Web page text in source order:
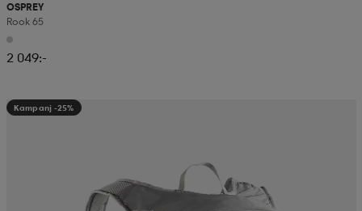
OSPREY
Rook 65
2 049:-
Kampanj -25%